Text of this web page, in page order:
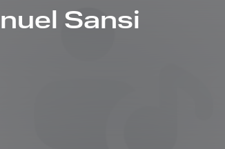
Sansi